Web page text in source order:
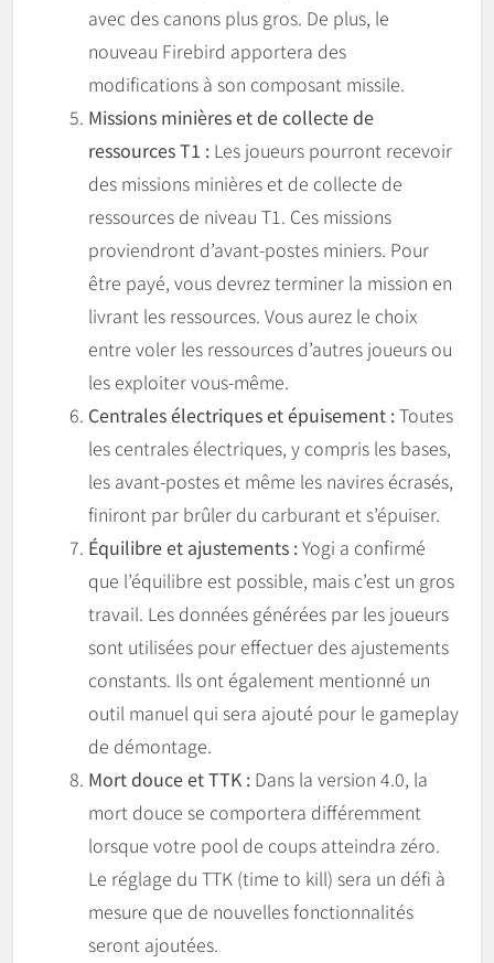
avec des canons plus gros. De plus, le
nouveau Firebird apportera des
modifications à son composant missile.
Missions minières et de collecte de
ressources T1 : Les joueurs pourront recevoir
des missions minières et de collecte de
ressources de niveau T1. Ces missions
proviendront d’avant-postes miniers. Pour
être payé, vous devrez terminer la mission en
livrant les ressources. Vous aurez le choix
entre voler les ressources d’autres joueurs ou
les exploiter vous-même.
Centrales électriques et épuisement :Toutes
les centrales électriques, y compris les bases,
les avant-postes et même les navires écrasés,
finiront par brûler du carburant et s’épuiser.
Équilibre et ajustements :Yogi a confirmé
que l’équilibre est possible, mais c’est un gros
travail. Les données générées par les joueurs
sont utilisées pour effectuer des ajustements
constants. Ils ont également mentionné un
outil manuel qui sera ajouté pour le gameplay
de démontage.
Mort douce et TTK : Dans la version 4.0, la
mort douce se comportera différemment
lorsque votre pool de coups atteindra zéro.
Le réglage du TTK (time to kill) sera un défi à
mesure que de nouvelles fonctionnalités
seront ajoutées.